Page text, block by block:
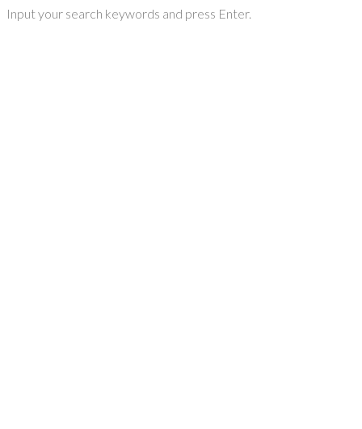
Input your search keywords and press Enter.